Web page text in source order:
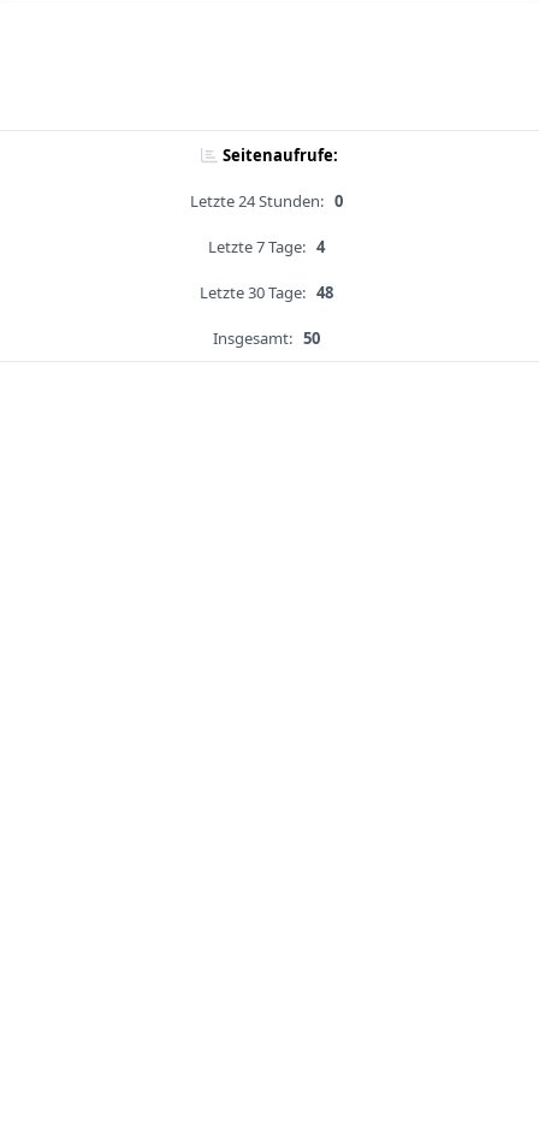
Seitenaufrufe:
Letzte 24 Stunden: 0
Letzte 7 Tage: 4
Letzte 30 Tage: 48
Insgesamt: 50